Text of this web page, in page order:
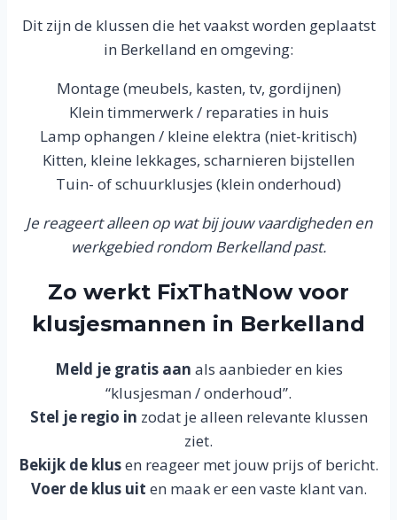
Dit zijn de klussen die het vaakst worden geplaatst
in Berkelland en omgeving:
Montage (meubels, kasten, tv, gordijnen)
Klein timmerwerk / reparaties in huis
Lamp ophangen / kleine elektra (niet-kritisch)
Kitten, kleine lekkages, scharnieren bijstellen
Tuin- of schuurklusjes (klein onderhoud)
Je reageert alleen op wat bij jouw vaardigheden en
werkgebied rondom Berkelland past.
Zo werkt FixThatNow voor
klusjesmannen in Berkelland
Meld je gratis aan als aanbieder en kies
“klusjesman / onderhoud”.
Stel je regio in zodat je alleen relevante klussen
ziet.
Bekijk de klusen reageer met jouw prijs of bericht.
Voer de klus uit en maak er een vaste klant van.